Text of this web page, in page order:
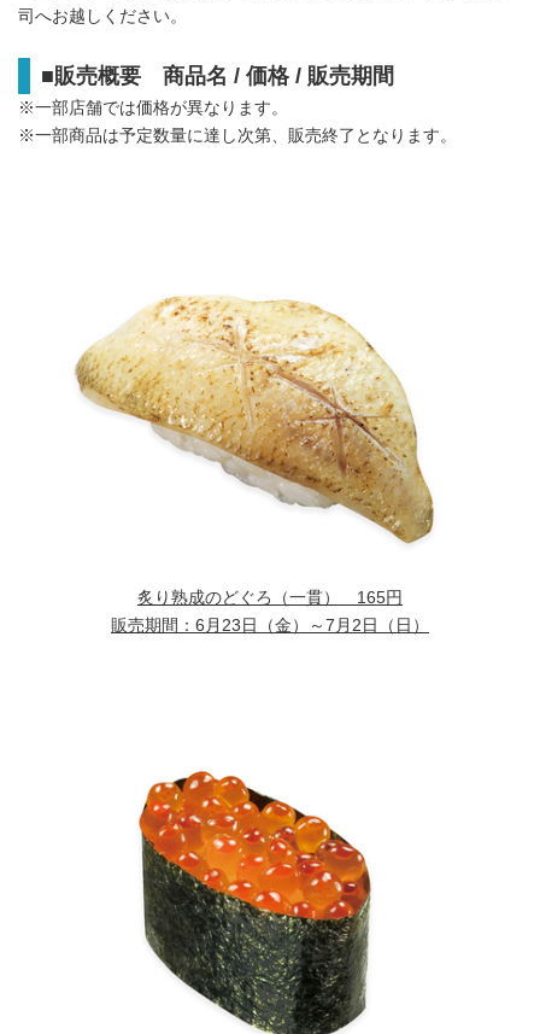
司へお越しください。
■販売概要 商品名 / 価格 / 販売期間
※一部店舗では価格が異なります。
※一部商品は予定数量に達し次第、販売終了となります。
炙り熟成のどぐろ（一貫） 165円
販売期間：6月23日（金）～7月2日（日）